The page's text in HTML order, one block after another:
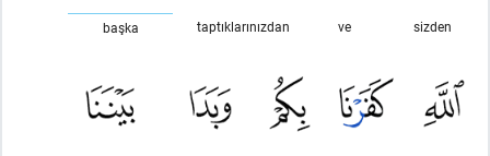
sizden
ve
taptıklarınızdan
başka